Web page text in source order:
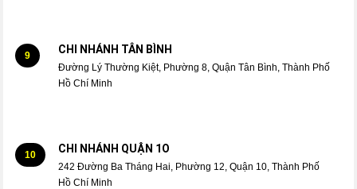
9 CHI NHÁNH TÂN BÌNH
Đường Lý Thường Kiệt, Phường 8, Quận Tân Bình, Thành Phố
Hồ Chí Minh
10 CHI NHÁNH QUẬN 1O
242 Đường Ba Tháng Hai, Phường 12, Quận 10, Thành Phố
Hồ Chí Minh